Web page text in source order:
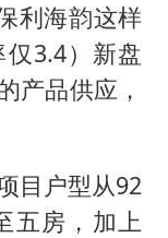
利海韵这样
3.4）新盘
产品供应，
目户型从92
五房，加上